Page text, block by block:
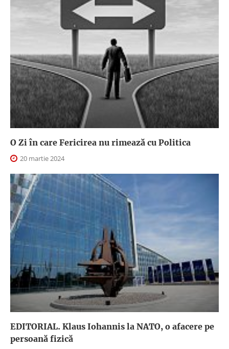
O Zi în care Fericirea nu rimează cu Politica
20 martie 2024
EDITORIAL. Klaus Iohannis la NATO, o afacere pe
persoană fizică